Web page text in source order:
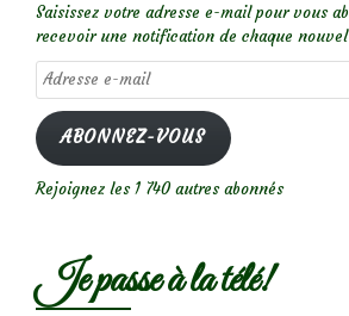
Saisissez votre adresse e-mail pour vous
recevoir une notification de chaque
Adresse
e-
mail
ABONNEZ-VOUS
Rejoignez les 1 740 autres abonnés
Je passe à la télé!